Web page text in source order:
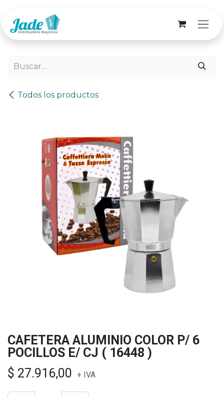
Todos los productos
CAFETERA ALUMINIO COLOR P/ 6
POCILLOS E/ CJ ( 16448 )
$ 27.916,00 + IVA